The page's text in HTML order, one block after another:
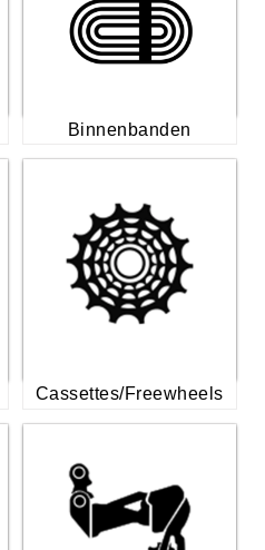
Binnenbanden
Cassettes/Freewheels